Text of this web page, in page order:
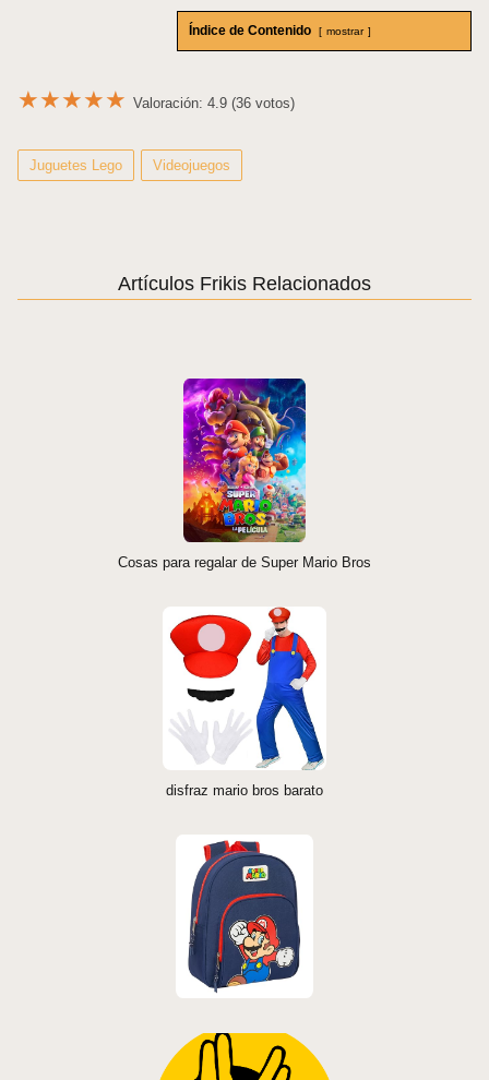
Coleccionable Mario
Índice de Contenido mostrar
★★★★★ Valoración: 4.9 (36 votos)
Juguetes Lego Videojuegos
Artículos Frikis Relacionados
Cosas para regalar de Super Mario Bros
disfraz mario bros barato